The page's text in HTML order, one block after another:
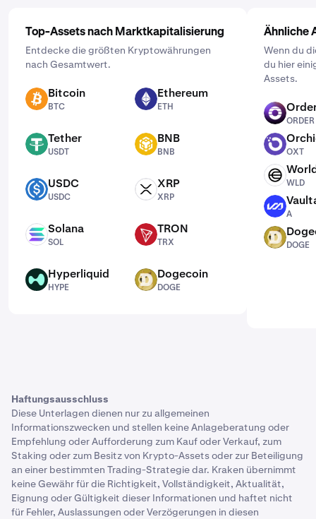
Top-Assets nach Marktkapitalisierung
Entdecke die größten Kryptowährungen
nach Gesamtwert.
BTC Bitcoin
BTC
ETH Ethereum
ETH
USDT Tether
USDT
BNB BNB
BNB
USDC USDC
USDC
XRP XRP
XRP
SOL Solana
SOL
TRX TRON
TRX
HYPE Hyperliquid
HYPE
DOGE Dogecoin
DOGE
Ähnliche
Wenn du
du hier
Assets.
ORDER
ORDER
OXT
OXT
WLD
WLD
A
A
DOGE
DOGE
Haftungsausschluss
Diese Unterlagen dienen nur zu allgemeinen
Informationszwecken und stellen keine Anlageberatung oder
Empfehlung oder Aufforderung zum Kauf oder Verkauf, zum
Staking oder zum Besitz von Krypto-Assets oder zur Beteiligung
an einer bestimmten Trading-Strategie dar. Kraken übernimmt
keine Gewähr für die Richtigkeit, Vollständigkeit, Aktualität,
Eignung oder Gültigkeit dieser Informationen und haftet nicht
für Fehler, Auslassungen oder Verzögerungen in diesen